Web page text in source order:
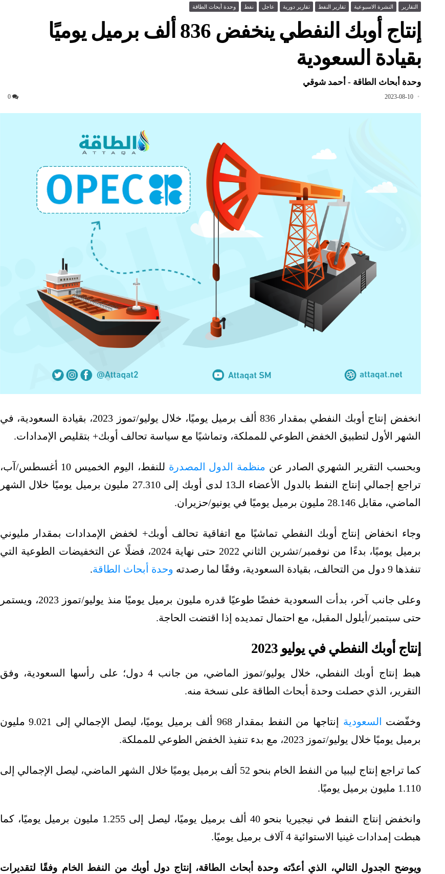
التقارير النشرة الاسبوعية تقارير النفط تقارير دورية عاجل نفط وحدة أبحاث الطاقة
إنتاج أوبك النفطي ينخفض 836 ألف برميل يوميًا
بقيادة السعودية
وحدة أبحاث الطاقة - أحمد شوقي
2023-08-10
0
انخفض إنتاج أوبك النفطي بمقدار 836 ألف برميل يوميًا، خلال يوليو/تموز 2023، بقيادة السعودية، في
الشهر الأول لتطبيق الخفض الطوعي للمملكة، وتماشيًا مع سياسة تحالف أوبك+ بتقليص الإمدادات.
وبحسب التقرير الشهري الصادر عن منظمة الدول المصدرة
للنفط، اليوم الخميس 10 أغسطس/آب،
تراجع إجمالي إنتاج النفط بالدول الأعضاء الـ13 لدى أوبك إلى 27.310 مليون برميل يوميًا خلال الشهر
الماضي، مقابل 28.146 مليون برميل يوميًا في يونيو/حزيران.
وجاء انخفاض إنتاج أوبك النفطي تماشيًا مع اتفاقية تحالف أوبك+ لخفض الإمدادات بمقدار مليوني
برميل يوميًا، بدءًا من نوفمبر/تشرين الثاني 2022 حتى نهاية 2024، فضلًا عن التخفيضات الطوعية التي
تنفذها 9 دول من التحالف، بقيادة السعودية، وفقًا لما رصدته
وحدة أبحاث الطاقة.
وعلى جانب آخر، بدأت السعودية خفضًا طوعيًا قدره مليون برميل يوميًا منذ يوليو/تموز 2023، ويستمر
حتى سبتمبر/أيلول المقبل، مع احتمال تمديده إذا اقتضت الحاجة.
إنتاج أوبك النفطي في يوليو 2023
هبط إنتاج أوبك النفطي، خلال يوليو/تموز الماضي، من جانب 4 دول؛ على رأسها السعودية، وفق
التقرير، الذي حصلت وحدة أبحاث الطاقة على نسخة منه.
وخفّضت السعودية
إنتاجها من النفط بمقدار 968 ألف برميل يوميًا، ليصل الإجمالي إلى 9.021 مليون
برميل يوميًا خلال يوليو/تموز 2023، مع بدء تنفيذ الخفض الطوعي للمملكة.
كما تراجع إنتاج ليبيا من النفط الخام بنحو 52 ألف برميل يوميًا خلال الشهر الماضي، ليصل الإجمالي إلى
1.110 مليون برميل يوميًا.
وانخفض إنتاج النفط في نيجيريا بنحو 40 ألف برميل يوميًا، ليصل إلى 1.255 مليون برميل يوميًا، كما
هبطت إمدادات غينيا الاستوائية 4 آلاف برميل يوميًا.
ويوضح الجدول التالي، الذي أعدّته وحدة أبحاث الطاقة، إنتاج دول أوبك من النفط الخام وفقًا لتقديرات